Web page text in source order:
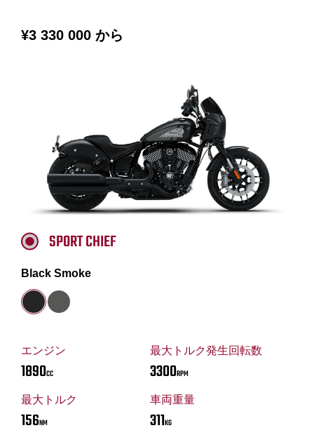
から
¥3 330 000
エンジン
1890CC
最大トルク発生回転数
3300RPM
最大トルク
156NM
車両重量
311KG
SPORT CHIEF
Black Smoke